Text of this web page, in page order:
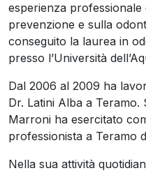
esperienza
prevenzione e sulla
conseguito la laurea in
presso l’Università
Dal 2006 al 2009 ha
Dr. Latini Alba a Teramo.
Marroni ha esercitato
professionista a Teramo
Nella sua attività